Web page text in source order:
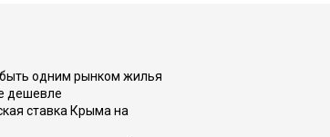
быть одним рынком жилья
дешевле
ставка Крыма на